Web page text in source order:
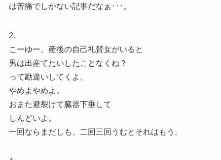
は苦痛でしかない記事だなぁ･･･。
2.
こーゆー、産後の自己礼賛女がいると
男は出産てたいしたことなくね？
って勘違いしてくよ。
やめよやめよ。
おまた避裂けて臓器下垂して
しんどいよ。
一回ならまだしも、二回三回うむとそれはもう。